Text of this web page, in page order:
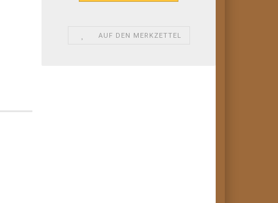
AUF DEN MERKZETTEL